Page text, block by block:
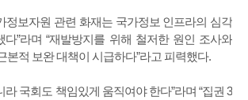
정보자원 관련 화재는 국가정보 인프라의 심각
다”라며 “재발방지를 위해 철저한 원인 조사와
본적 보완 대책이 시급하다”라고 피력했다.
라 국회도 책임있게 움직여야 한다”라며 “집권 3